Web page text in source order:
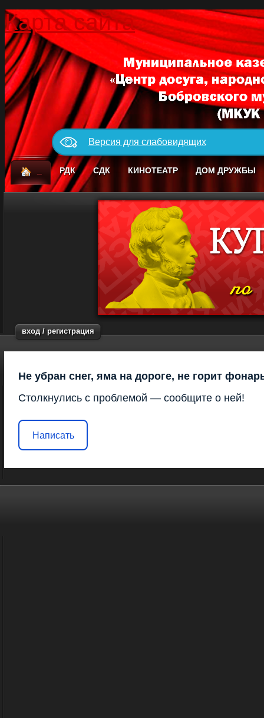
Карта сайта
Версия для слабовидящих
РДК СДК КИНОТЕАТР ДОМ ДРУЖБЫ
вход / регистрация
Не убран снег, яма на дороге, не горит
Столкнулись с проблемой — сообщите о ней!
Написать